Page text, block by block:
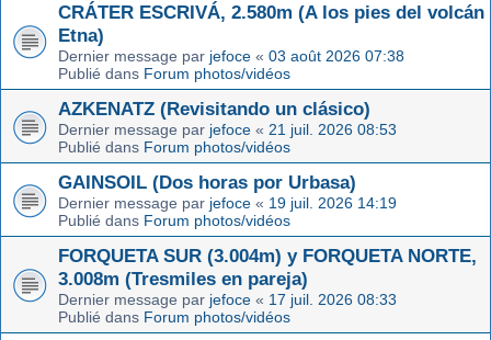
CRÁTER ESCRIVÁ, 2.580m (A los pies del volcán
Etna)
Dernier message par jefoce « 03 août 2026 07:38
Publié dans Forum photos/vidéos
AZKENATZ (Revisitando un clásico)
Dernier message par jefoce « 21 juil. 2026 08:53
Publié dans Forum photos/vidéos
GAINSOIL (Dos horas por Urbasa)
Dernier message par jefoce « 19 juil. 2026 14:19
Publié dans Forum photos/vidéos
FORQUETA SUR (3.004m) y FORQUETA NORTE,
3.008m (Tresmiles en pareja)
Dernier message par jefoce « 17 juil. 2026 08:33
Publié dans Forum photos/vidéos